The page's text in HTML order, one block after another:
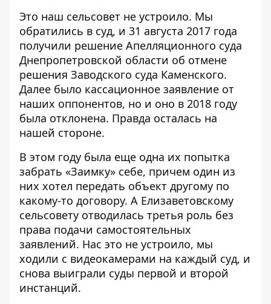
Это наш сельсовет не устроило. Мы
обратились в суд, и 31 августа 2017 года
получили решение Апелляционного суда
Днепропетровской области об отмене
решения Заводского суда Каменского.
Далее было кассационное заявление от
наших оппонентов, но и оно в 2018 году
была отклонена. Правда осталась на
нашей стороне.
В этом году была еще одна их попытка
забрать «Заимку» себе, причем один из
них хотел передать объект другому по
какому-то договору. А Елизаветовскому
сельсовету отводилась третья роль без
права подачи самостоятельных
заявлений. Нас это не устроило, мы
ходили с видеокамерами на каждый суд, и
снова выиграли суды первой и второй
инстанций.